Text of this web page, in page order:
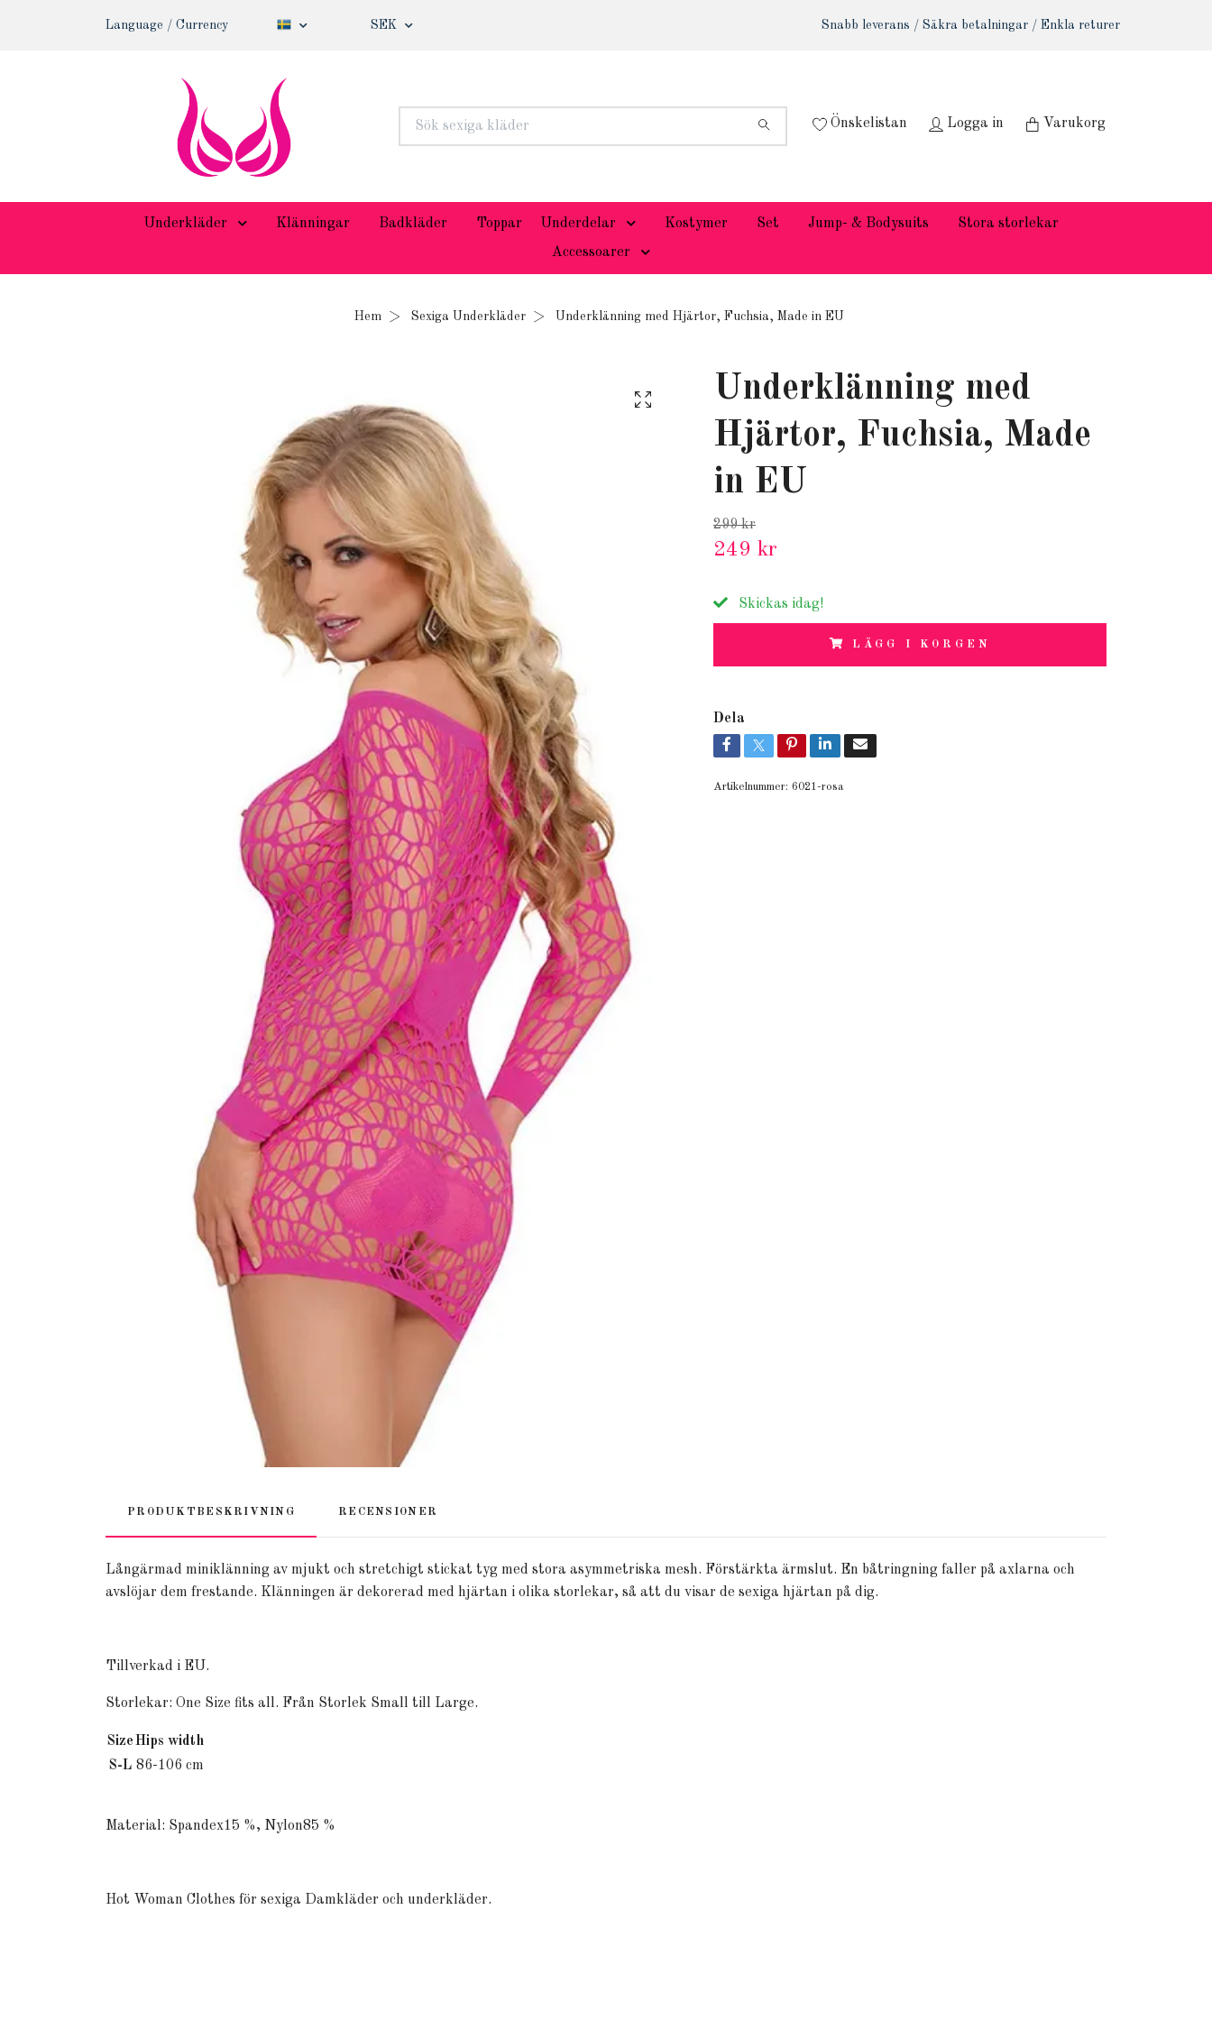
Language / Currency SEK Snabb leverans / Säkra betalningar / Enkla returer
Önskelistan Logga in Varukorg
Underkläder Klänningar Badkläder Toppar Underdelar Kostymer Set Jump- & Bodysuits
Stora storlekar
Accessoarer
Hem Sexiga Underkläder Underklänning med Hjärtor, Fuchsia, Made in EU
Underklänning med
Hjärtor, Fuchsia, Made
in EU
299 kr
249 kr
Skickas idag!
LÄGG I KORGEN
Dela
Artikelnummer: 6021-rosa
PRODUKTBESKRIVNING RECENSIONER
Långärmad miniklänning av mjukt och stretchigt stickat tyg med stora asymmetriska mesh. Förstärkta ärmslut. En båtringning faller på axlarna och
avslöjar dem frestande. Klänningen är dekorerad med hjärtan i olika storlekar, så att du visar de sexiga hjärtan på dig.
Tillverkad i EU.
Storlekar: One Size fits all. Från Storlek Small till Large.
SizeHips width
S-L 86-106 cm
Material: Spandex15 %, Nylon85 %
Hot Woman Clothes för sexiga Damkläder och underkläder.